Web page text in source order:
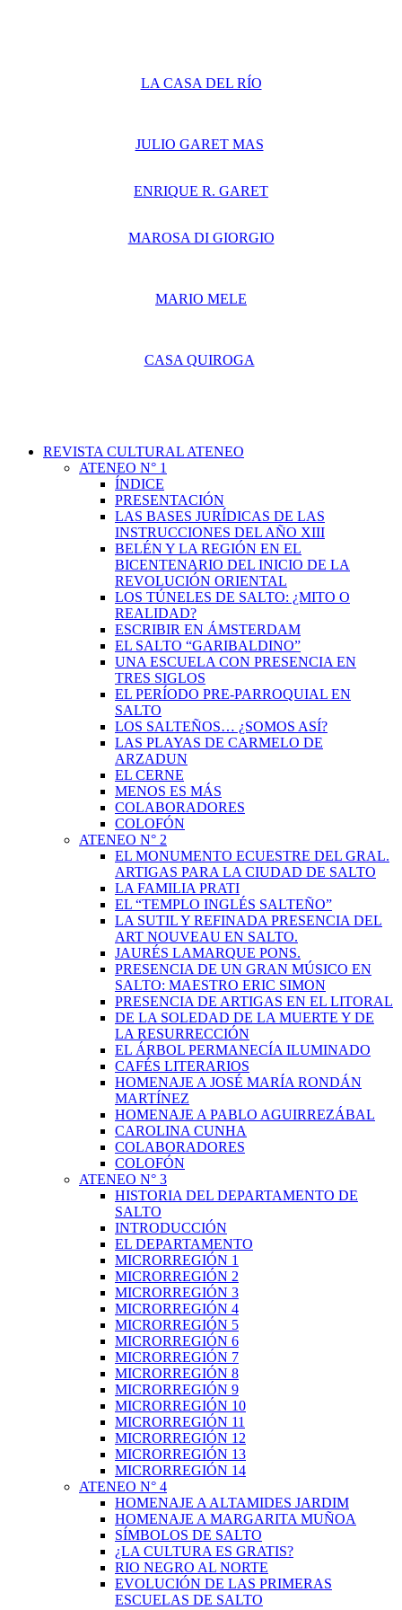
LA CASA DEL RÍO
JULIO GARET MAS
ENRIQUE R. GARET
MAROSA DI GIORGIO
MARIO MELE
CASA QUIROGA
REVISTA CULTURAL ATENEO
ATENEO N° 1
ÍNDICE
PRESENTACIÓN
LAS BASES JURÍDICAS DE LAS
INSTRUCCIONES DEL AÑO XIII
BELÉN Y LA REGIÓN EN EL
BICENTENARIO DEL INICIO DE LA
REVOLUCIÓN ORIENTAL
LOS TÚNELES DE SALTO: ¿MITO O
REALIDAD?
ESCRIBIR EN ÁMSTERDAM
EL SALTO “GARIBALDINO”
UNA ESCUELA CON PRESENCIA EN
TRES SIGLOS
EL PERÍODO PRE-PARROQUIAL EN
SALTO
LOS SALTEÑOS… ¿SOMOS ASÍ?
LAS PLAYAS DE CARMELO DE
ARZADUN
EL CERNE
MENOS ES MÁS
COLABORADORES
COLOFÓN
ATENEO N° 2
EL MONUMENTO ECUESTRE DEL GRAL.
ARTIGAS PARA LA CIUDAD DE SALTO
LA FAMILIA PRATI
EL “TEMPLO INGLÉS SALTEÑO”
LA SUTIL Y REFINADA PRESENCIA DEL
ART NOUVEAU EN SALTO.
JAURÉS LAMARQUE PONS.
PRESENCIA DE UN GRAN MÚSICO EN
SALTO: MAESTRO ERIC SIMON
PRESENCIA DE ARTIGAS EN EL LITORAL
DE LA SOLEDAD DE LA MUERTE Y DE
LA RESURRECCIÓN
EL ÁRBOL PERMANECÍA ILUMINADO
CAFÉS LITERARIOS
HOMENAJE A JOSÉ MARÍA RONDÁN
MARTÍNEZ
HOMENAJE A PABLO AGUIRREZÁBAL
CAROLINA CUNHA
COLABORADORES
COLOFÓN
ATENEO N° 3
HISTORIA DEL DEPARTAMENTO DE
SALTO
INTRODUCCIÓN
EL DEPARTAMENTO
MICRORREGIÓN 1
MICRORREGIÓN 2
MICRORREGIÓN 3
MICRORREGIÓN 4
MICRORREGIÓN 5
MICRORREGIÓN 6
MICRORREGIÓN 7
MICRORREGIÓN 8
MICRORREGIÓN 9
MICRORREGIÓN 10
MICRORREGIÓN 11
MICRORREGIÓN 12
MICRORREGIÓN 13
MICRORREGIÓN 14
ATENEO N° 4
HOMENAJE A ALTAMIDES JARDIM
HOMENAJE A MARGARITA MUÑOA
SÍMBOLOS DE SALTO
¿LA CULTURA ES GRATIS?
RIO NEGRO AL NORTE
EVOLUCIÓN DE LAS PRIMERAS
ESCUELAS DE SALTO